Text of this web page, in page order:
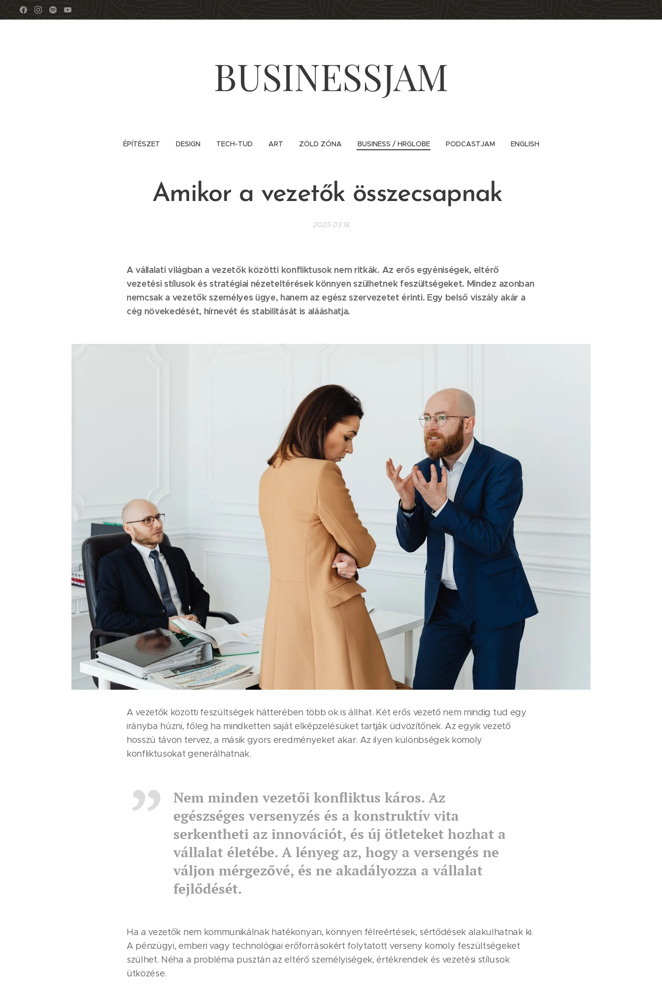
BUSINESSJAM
ÉPÍTÉSZET DESIGN TECH-TUD ART ZÖLD ZÓNA BUSINESS / HRGLOBE PODCASTJAM ENGLISH
Amikor a vezetők összecsapnak
2025.03.18
A vállalati világban a vezetők közötti konfliktusok nem ritkák. Az erős egyéniségek, eltérő
vezetési stílusok és stratégiai nézeteltérések könnyen szülhetnek feszültségeket. Mindez azonban
nemcsak a vezetők személyes ügye, hanem az egész szervezetet érinti. Egy belső viszály akár a
cég növekedését, hírnevét és stabilitását is alááshatja.
A vezetők közötti feszültségek hátterében több ok is állhat. Két erős vezető nem mindig tud egy
irányba húzni, főleg ha mindketten saját elképzelésüket tartják üdvözítőnek. Az egyik vezető
hosszú távon tervez, a másik gyors eredményeket akar. Az ilyen különbségek komoly
konfliktusokat generálhatnak.
Nem minden vezetői konfliktus káros. Az
egészséges versenyzés és a konstruktív vita
serkentheti az innovációt, és új ötleteket hozhat a
vállalat életébe. A lényeg az, hogy a versengés ne
váljon mérgezővé, és ne akadályozza a vállalat
fejlődését.
Ha a vezetők nem kommunikálnak hatékonyan, könnyen félreértések, sértődések alakulhatnak ki.
A pénzügyi, emberi vagy technológiai erőforrásokért folytatott verseny komoly feszültségeket
szülhet. Néha a probléma pusztán az eltérő személyiségek, értékrendek és vezetési stílusok
ütközése.